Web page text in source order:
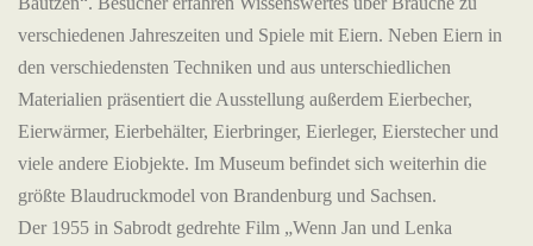
verschiedenen Jahreszeiten und Spiele mit Eiern. Neben Eiern in
den verschiedensten Techniken und aus unterschiedlichen
Materialien präsentiert die Ausstellung außerdem Eierbecher,
Eierwärmer, Eierbehälter, Eierbringer, Eierleger, Eierstecher und
viele andere Eiobjekte. Im Museum befindet sich weiterhin die
größte Blaudruckmodel von Brandenburg und Sachsen.
Der 1955 in Sabrodt gedrehte Film „Wenn Jan und Lenka